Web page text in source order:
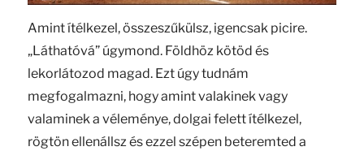
Amint ítélkezel, összeszűkülsz, igencsak picire.
„Láthatóvá” úgymond. Földhöz kötöd és
lekorlátozod magad. Ezt úgy tudnám
megfogalmazni, hogy amint valakinek vagy
valaminek a véleménye, dolgai felett ítélkezel,
rögtön ellenállsz és ezzel szépen beteremted a